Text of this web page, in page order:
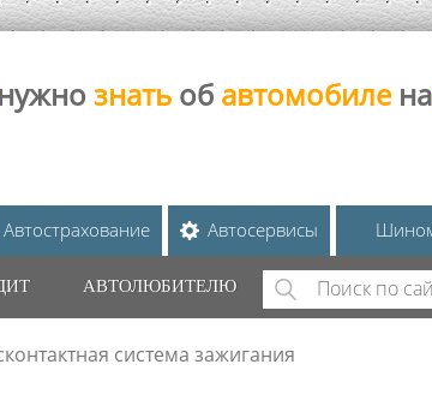
нужно знать об автомобиле на
Автострахование Автосервисы
АВТОЛЮБИТЕЛЮ
ФОРМА
Поиск
система зажигания